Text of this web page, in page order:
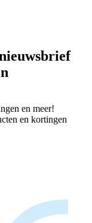
en meer!
en kortingen